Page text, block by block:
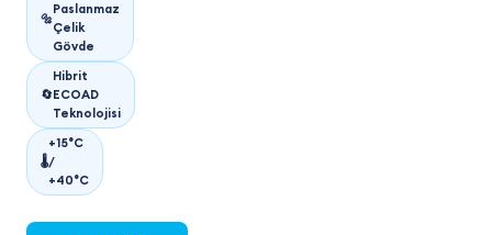
🔩
Paslanmaz
Çelik
Gövde
🔄
Hibrit
ECOAD
Teknolojisi
🌡
+15°C
/
+40°C